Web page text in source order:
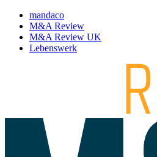
mandaco
M&A Review
M&A Review UK
Lebenswerk